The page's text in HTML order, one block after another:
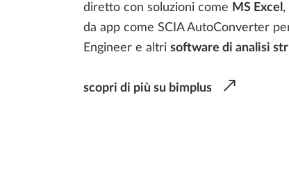
diretto con soluzioni come MS Excel ,
da app come SCIA AutoConverter
Engineer e altri software di analisi
scopri di più su bimplus